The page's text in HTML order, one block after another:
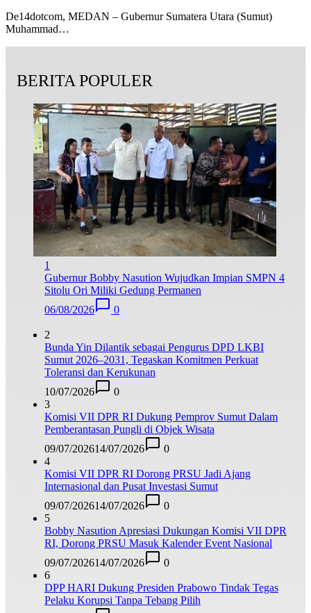
De14dotcom, MEDAN – Gubernur Sumatera Utara (Sumut)
Muhammad…
BERITA POPULER
1
Gubernur Bobby Nasution Wujudkan Impian SMPN 4
Sitolu Ori Miliki Gedung Permanen
06/08/2026
0
2
Bunda Yin Dilantik sebagai Pengurus DPD LKBI
Sumut 2026–2031, Tegaskan Komitmen Perkuat
Toleransi dan Kerukunan
10/07/2026
0
3
Komisi VII DPR RI Dukung Pemprov Sumut Dalam
Pemberantasan Pungli di Objek Wisata
09/07/202614/07/2026
0
4
Komisi VII DPR RI Dorong PRSU Jadi Ajang
Internasional dan Pusat Investasi Sumut
09/07/202614/07/2026
0
5
Bobby Nasution Apresiasi Dukungan Komisi VII DPR
RI, Dorong PRSU Masuk Kalender Event Nasional
09/07/202614/07/2026
0
6
DPP HARI Dukung Presiden Prabowo Tindak Tegas
Pelaku Korupsi Tanpa Tebang Pilih